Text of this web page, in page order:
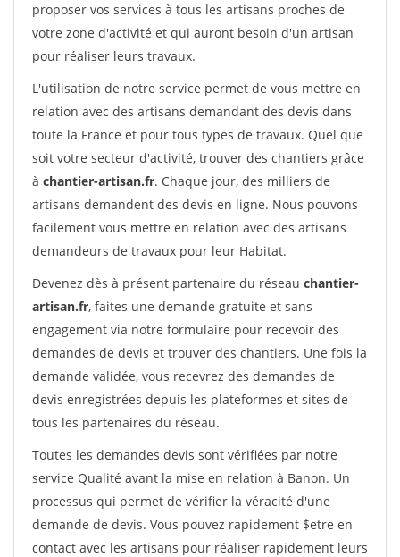
proposer vos services à tous les artisans proches de
votre zone d'activité et qui auront besoin d'un artisan
pour réaliser leurs travaux.
L'utilisation de notre service permet de vous mettre en
relation avec des artisans demandant des devis dans
toute la France et pour tous types de travaux. Quel que
soit votre secteur d'activité, trouver des chantiers grâce
à chantier-artisan.fr. Chaque jour, des milliers de
artisans demandent des devis en ligne. Nous pouvons
facilement vous mettre en relation avec des artisans
demandeurs de travaux pour leur Habitat.
Devenez dès à présent partenaire du réseau chantier-
artisan.fr, faites une demande gratuite et sans
engagement via notre formulaire pour recevoir des
demandes de devis et trouver des chantiers. Une fois la
demande validée, vous recevrez des demandes de
devis enregistrées depuis les plateformes et sites de
tous les partenaires du réseau.
Toutes les demandes devis sont vérifiées par notre
service Qualité avant la mise en relation à Banon. Un
processus qui permet de vérifier la véracité d'une
demande de devis. Vous pouvez rapidement $etre en
contact avec les artisans pour réaliser rapidement leurs